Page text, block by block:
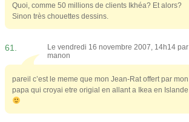
Quoi, comme 50 millions de clients Ikhéa? Et alors?
Sinon très chouettes dessins.
61.
Le vendredi 16 novembre 2007, 14h14 par
manon
pareil c’est le meme que mon Jean-Rat offert par mon
papa qui croyai etre origial en allant a Ikea en Islande